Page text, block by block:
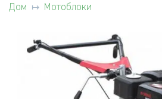
Дом Мотоблоки